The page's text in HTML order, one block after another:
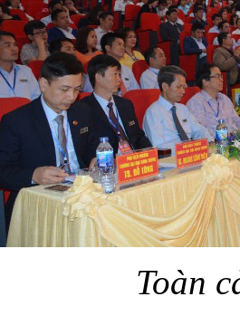
Toàn